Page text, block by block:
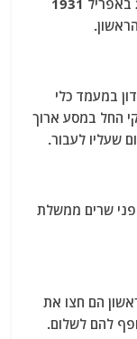
ההיסטוריה האווירית של עירק מתחילה ב-22 באפריל 1931
במעמד כלי
החל במסע ארוך
שעליו לעבור.
שרים ממשלת
הם חצו את
להם לשלום.